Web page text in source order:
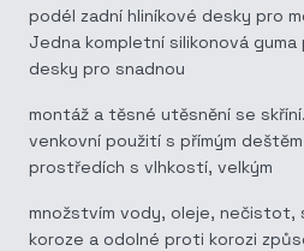
podél zadní hliníkové desky pro
Jedna kompletní silikonová
desky pro snadnou
montáž a těsné utěsnění se
venkovní použití s přímým
prostředích s vlhkostí, velkým
množstvím vody, oleje, nečistot,
koroze a odolné proti korozi